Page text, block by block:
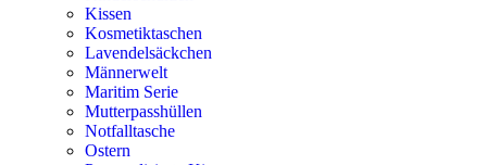
Kissen
Kosmetiktaschen
Lavendelsäckchen
Männerwelt
Maritim Serie
Mutterpasshüllen
Notfalltasche
Ostern